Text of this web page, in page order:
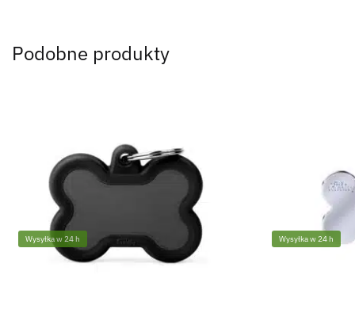
Podobne produkty
Wysyłka w 24 h Wysyłka w 24 h